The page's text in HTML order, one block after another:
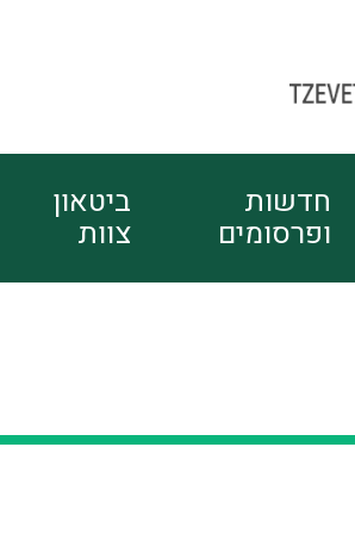
חדשות
ופרסומים
ביטאון
צוות